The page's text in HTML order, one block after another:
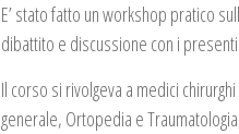
E’ stato fatto un workshop pratico
dibattito e discussione con i presenti.
Il corso si rivolgeva a medici
generale, Ortopedia e